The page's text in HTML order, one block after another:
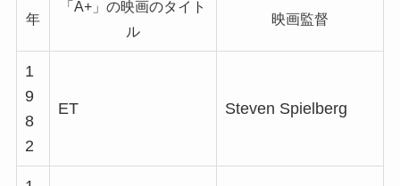
年
「A+」の映画のタイト
ル
映画監督
1
9
8
2
ET Steven Spielberg